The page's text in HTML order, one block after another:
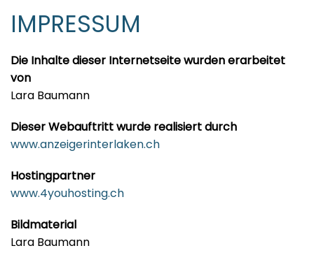
IMPRESSUM
Die Inhalte dieser Internetseite wurden erarbeitet
von
Lara Baumann
Dieser Webauftritt wurde realisiert durch
www.anzeigerinterlaken.ch
Hostingpartner
www.4youhosting.ch
Bildmaterial
Lara Baumann